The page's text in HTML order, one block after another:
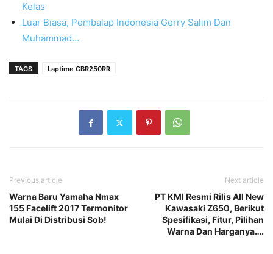
Kelas
Luar Biasa, Pembalap Indonesia Gerry Salim Dan
Muhammad…
TAGS Laptime CBR250RR
Previous article
Warna Baru Yamaha Nmax
155 Facelift 2017 Termonitor
Mulai Di Distribusi Sob!
Next article
PT KMI Resmi Rilis All New
Kawasaki Z650, Berikut
Spesifikasi, Fitur, Pilihan
Warna Dan Harganya….